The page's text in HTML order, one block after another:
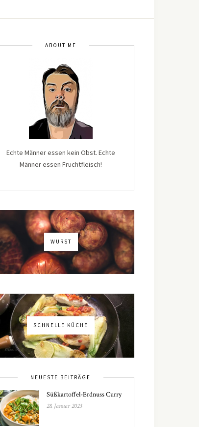
ABOUT ME
Echte Männer essen kein Obst. Echte
Männer essen Fruchtfleisch!
WURST
SCHNELLE KÜCHE
NEUESTE BEITRÄGE
Süßkartoffel-Erdnuss Curry
28. Januar 2023